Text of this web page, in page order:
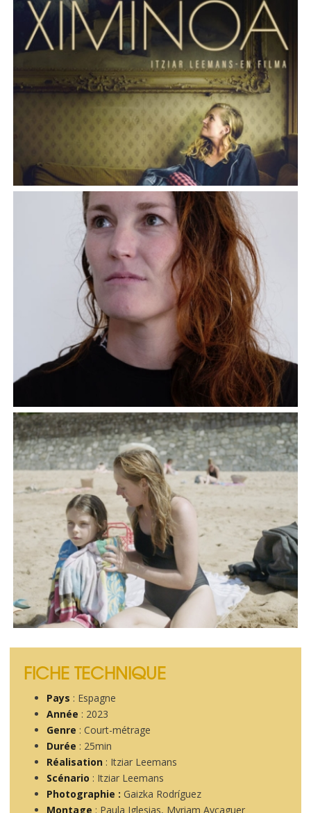
FICHE TECHNIQUE
Pays : Espagne
Année : 2023
Genre : Court-métrage
Durée : 25min
Réalisation: Itziar Leemans
Scénario : Itziar Leemans
Photographie : Gaizka Rodríguez
Montage : Paula Iglesias, Myriam Ayçaguer